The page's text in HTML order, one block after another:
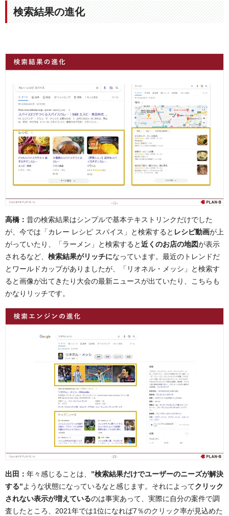
検索結果の進化
高橋： 昔の検索結果はシンプルで基本テキストリンクだけでした
が、今では「カレー レシピ スパイス」と検索すると レシピ動画が上
がっていたり、「ラーメン」と検索すると近くのお店の地図が表示
されるなど、 検索結果がリッチになっています。最近のトレンドだ
とワールドカップがありましたが、「リオネル・メッシ」と検索す
ると画像が出てきたり大会の最新ニュースが出ていたり、こちらも
かなりリッチです。
出田： 年々感じることは、 ”検索結果だけでユーザーのニーズが解決
する”ような状態になっているなと感じます。それによってクリック
されない表示が増えているのは事実あって、実際に自分の案件で調
査したところ、2021年では1位になれば7％のクリック率が見込めた